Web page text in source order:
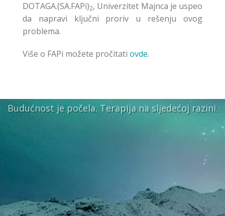
DOTAGA.(SA.FAPi)2, Univerzitet Majnca je uspeo
da napravi ključni proriv u rešenju ovog
problema.
Više o FAPi možete pročitati ovde.
Budućnost je počela. Terapija na sljedećoj razini.